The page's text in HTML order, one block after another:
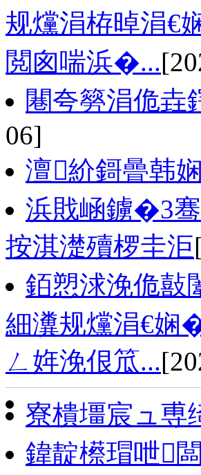
规爣涓栫晫涓€
閲囪喘浜�...
闀夸簩涓佹
06]
澶紒鎶曡韩
浜戝崡鐪�3
按淇濋殰椤圭洰
銆愬浗浼佹敼
細瀵规爣涓€娴
ㄥ姩浼佷笟...
寮樻壃宸ュ尃
鍏靛櫒瑁呭